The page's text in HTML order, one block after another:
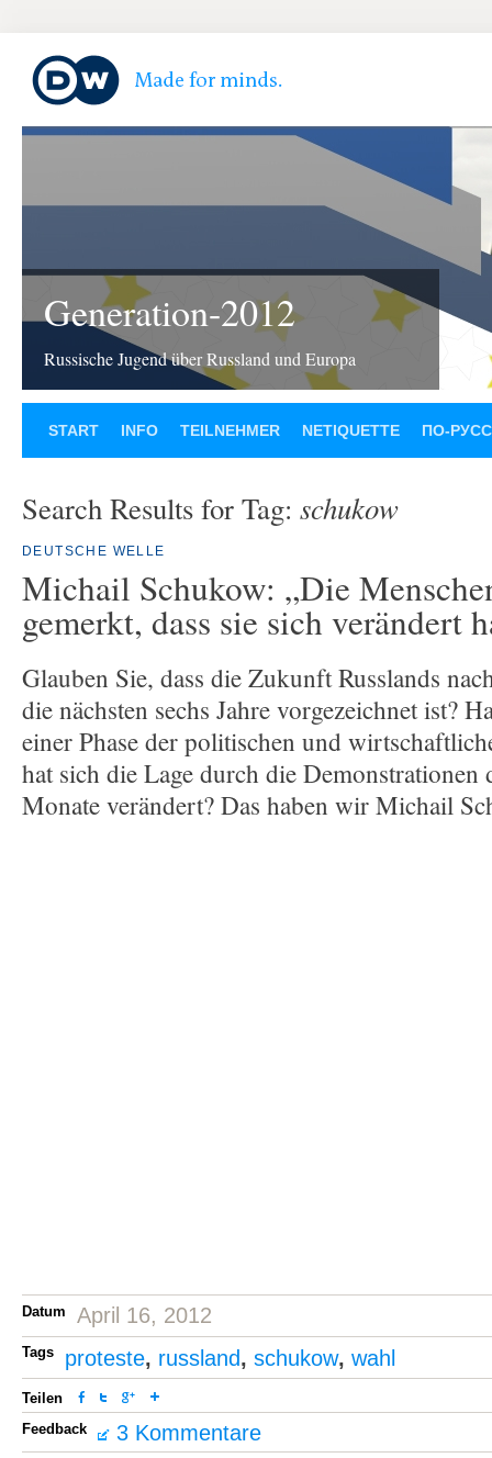
Generation-2012
Russische Jugend über Russland und Europa
START INFO TEILNEHMER NETIQUETTE ПО-
Search Results for Tag: schukow
DEUTSCHE WELLE
Michail Schukow: „Die
gemerkt, dass sie sich verändert
Glauben Sie, dass die Zukunft Russlands
die nächsten sechs Jahre vorgezeichnet ist?
einer Phase der politischen und
hat sich die Lage durch die Demonstrationen
Monate verändert? Das haben wir Michail
Datum April 16, 2012
Tags proteste, russland, schukow, wahl
Teilen
Feedback
3 Kommentare